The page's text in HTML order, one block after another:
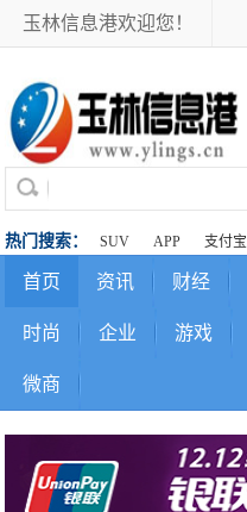
玉林信息港欢迎您！
热门搜索： SUV APP 支付宝
首页 资讯 财经
时尚 企业 游戏
微商